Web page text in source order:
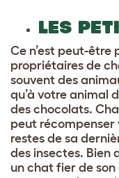
LES
Ce n’est peut-être
propriétaires de
souvent des
qu’à votre animal
des chocolats.
peut récompenser
restes de sa
des insectes. Bien
un chat fier de